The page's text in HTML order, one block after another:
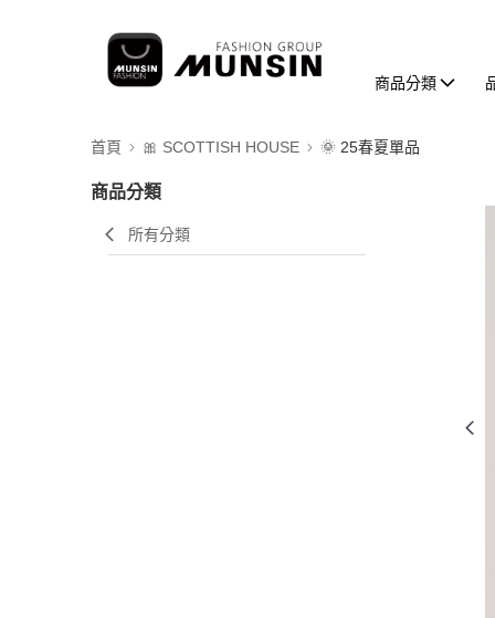
商品分類
首頁 🎀 SCOTTISH HOUSE 🌞 25春夏單品
商品分類
所有分類